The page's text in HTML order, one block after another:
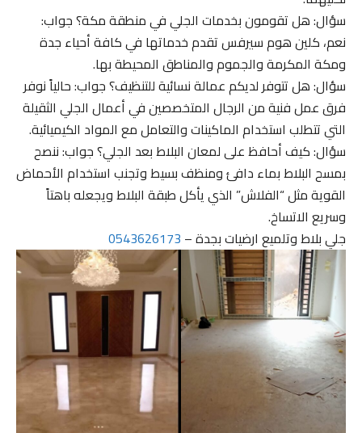
سؤال: هل تقومون بخدمات الجلي في منطقة مكة؟ جواب:
نعم، كلين هوم سيرفس تقدم خدماتها في كافة أحياء جدة
ومكة المكرمة والجموم والمناطق المحيطة بها.
سؤال: هل تتوفر لديكم عمالة نسائية للتنظيف؟ جواب: حالياً نوفر
فرق عمل فنية من الرجال المتخصصين في أعمال الجلي الثقيلة
التي تتطلب استخدام الماكينات والتعامل مع المواد الكيميائية.
سؤال: كيف أحافظ على لمعان البلاط بعد الجلي؟ جواب: ننصح
بمسح البلاط بماء دافئ ومنظف بسيط وتجنب استخدام الأحماض
القوية مثل “الفلاش” الذي يأكل طبقة البلاط ويجعله باهتاً
وسريع الاتساخ.
جلي بلاط وتلميع ارضيات بجدة –0543626173